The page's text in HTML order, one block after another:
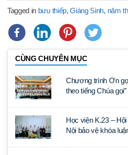
Tagged in bưu thiếp,Giáng Sinh, năm
CÙNG CHUYÊN MỤC
Chương trình Ơn
theo tiếng Chúa gọi”
Học viện K.23 –
Nội bảo vệ khóa